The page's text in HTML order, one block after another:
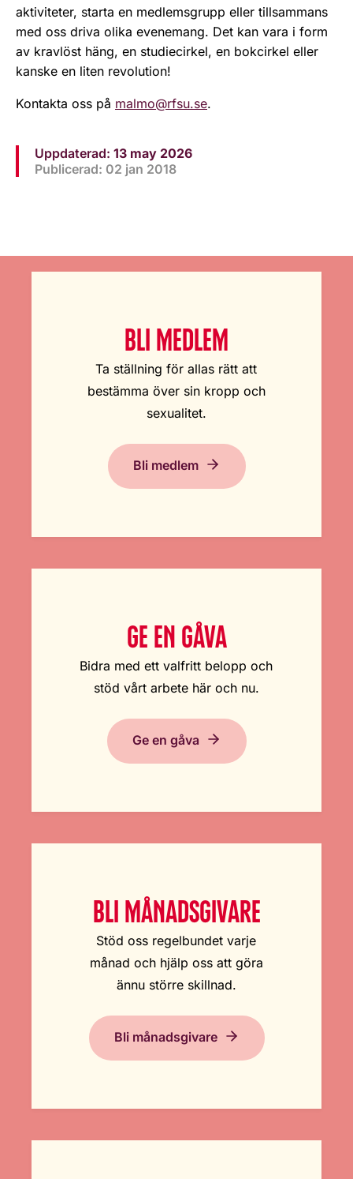
aktiviteter, starta en medlemsgrupp eller tillsammans
med oss driva olika evenemang. Det kan vara i form
av kravlöst häng, en studiecirkel, en bokcirkel eller
kanske en liten revolution!
Kontakta oss på malmo@rfsu.se.
Uppdaterad: 13 may 2026
Publicerad: 02 jan 2018
BLI MEDLEM
Ta ställning för allas rätt att
bestämma över sin kropp och
sexualitet.
Bli medlem
GE EN GÅVA
Bidra med ett valfritt belopp och
stöd vårt arbete här och nu.
Ge en gåva
BLI MÅNADSGIVARE
Stöd oss regelbundet varje
månad och hjälp oss att göra
ännu större skillnad.
Bli månadsgivare